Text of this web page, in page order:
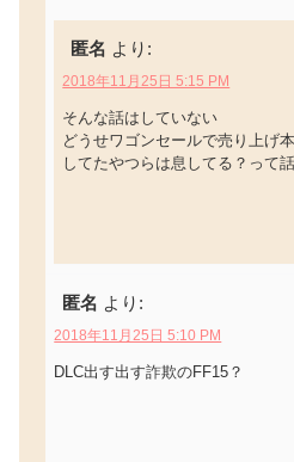
匿名 より:
2018年11月25日 5:15 PM
そんな話はしていない
どうせワゴンセールで売り上げ
してたやつらは息してる？って
匿名 より:
2018年11月25日 5:10 PM
DLC出す出す詐欺のFF15？